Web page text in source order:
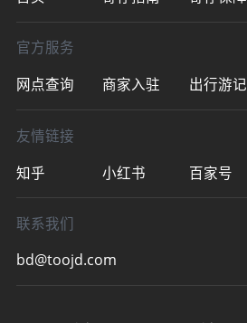
官方服务
网点查询
商家入驻 出行游记
友情链接
知乎
小红书 百家号
联系我们
bd@toojd.com